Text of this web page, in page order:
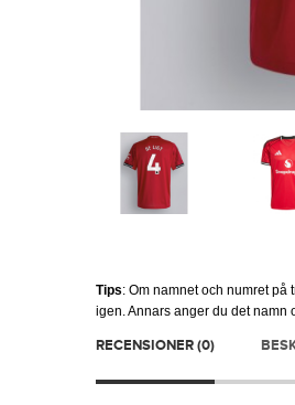
Tips: Om namnet och numret
igen. Annars anger du det namn
RECENSIONER (0)